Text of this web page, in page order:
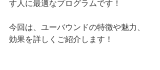
す人に最適なプログラムです！
今回は、ユーバウンドの特徴や魅力、
効果を詳しくご紹介します！